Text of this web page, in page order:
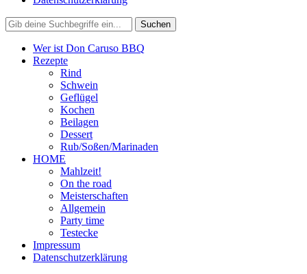
Wer ist Don Caruso BBQ
Rezepte
Rind
Schwein
Geflügel
Kochen
Beilagen
Dessert
Rub/Soßen/Marinaden
HOME
Mahlzeit!
On the road
Meisterschaften
Allgemein
Party time
Testecke
Impressum
Datenschutzerklärung